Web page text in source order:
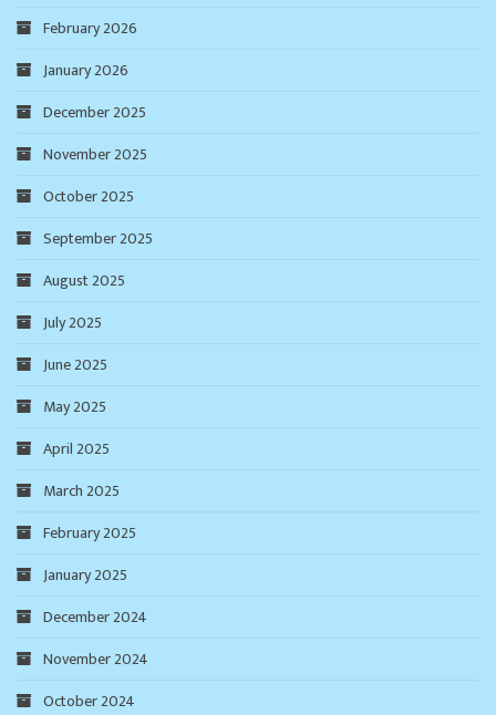
February 2026
January 2026
December 2025
November 2025
October 2025
September 2025
August 2025
July 2025
June 2025
May 2025
April 2025
March 2025
February 2025
January 2025
December 2024
November 2024
October 2024